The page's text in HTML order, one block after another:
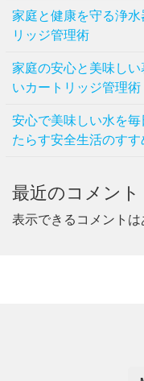
家庭と健康を守る浄
リッジ管理術
家庭の安心と美味し
いカートリッジ管理術
安心で美味しい水を
たらす安全生活のすす
最近のコメント
表示できるコメントは